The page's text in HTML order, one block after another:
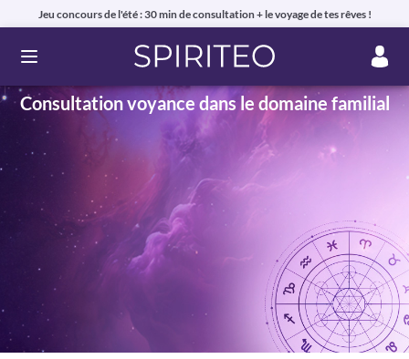
Jeu concours de l'été : 30 min de consultation + le voyage de tes rêves !
Ouvrir le menu
Consultation voyance dans le domaine familial